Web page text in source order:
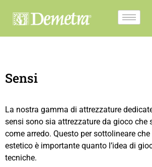
Sensi
La nostra gamma di attrezzature
sensi sono sia attrezzature da gioco che
come arredo. Questo per sottolineare
estetico è importante quanto l’idea di
tecniche.